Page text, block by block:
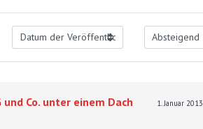
Co. unter einem Dach 1. Januar 2013